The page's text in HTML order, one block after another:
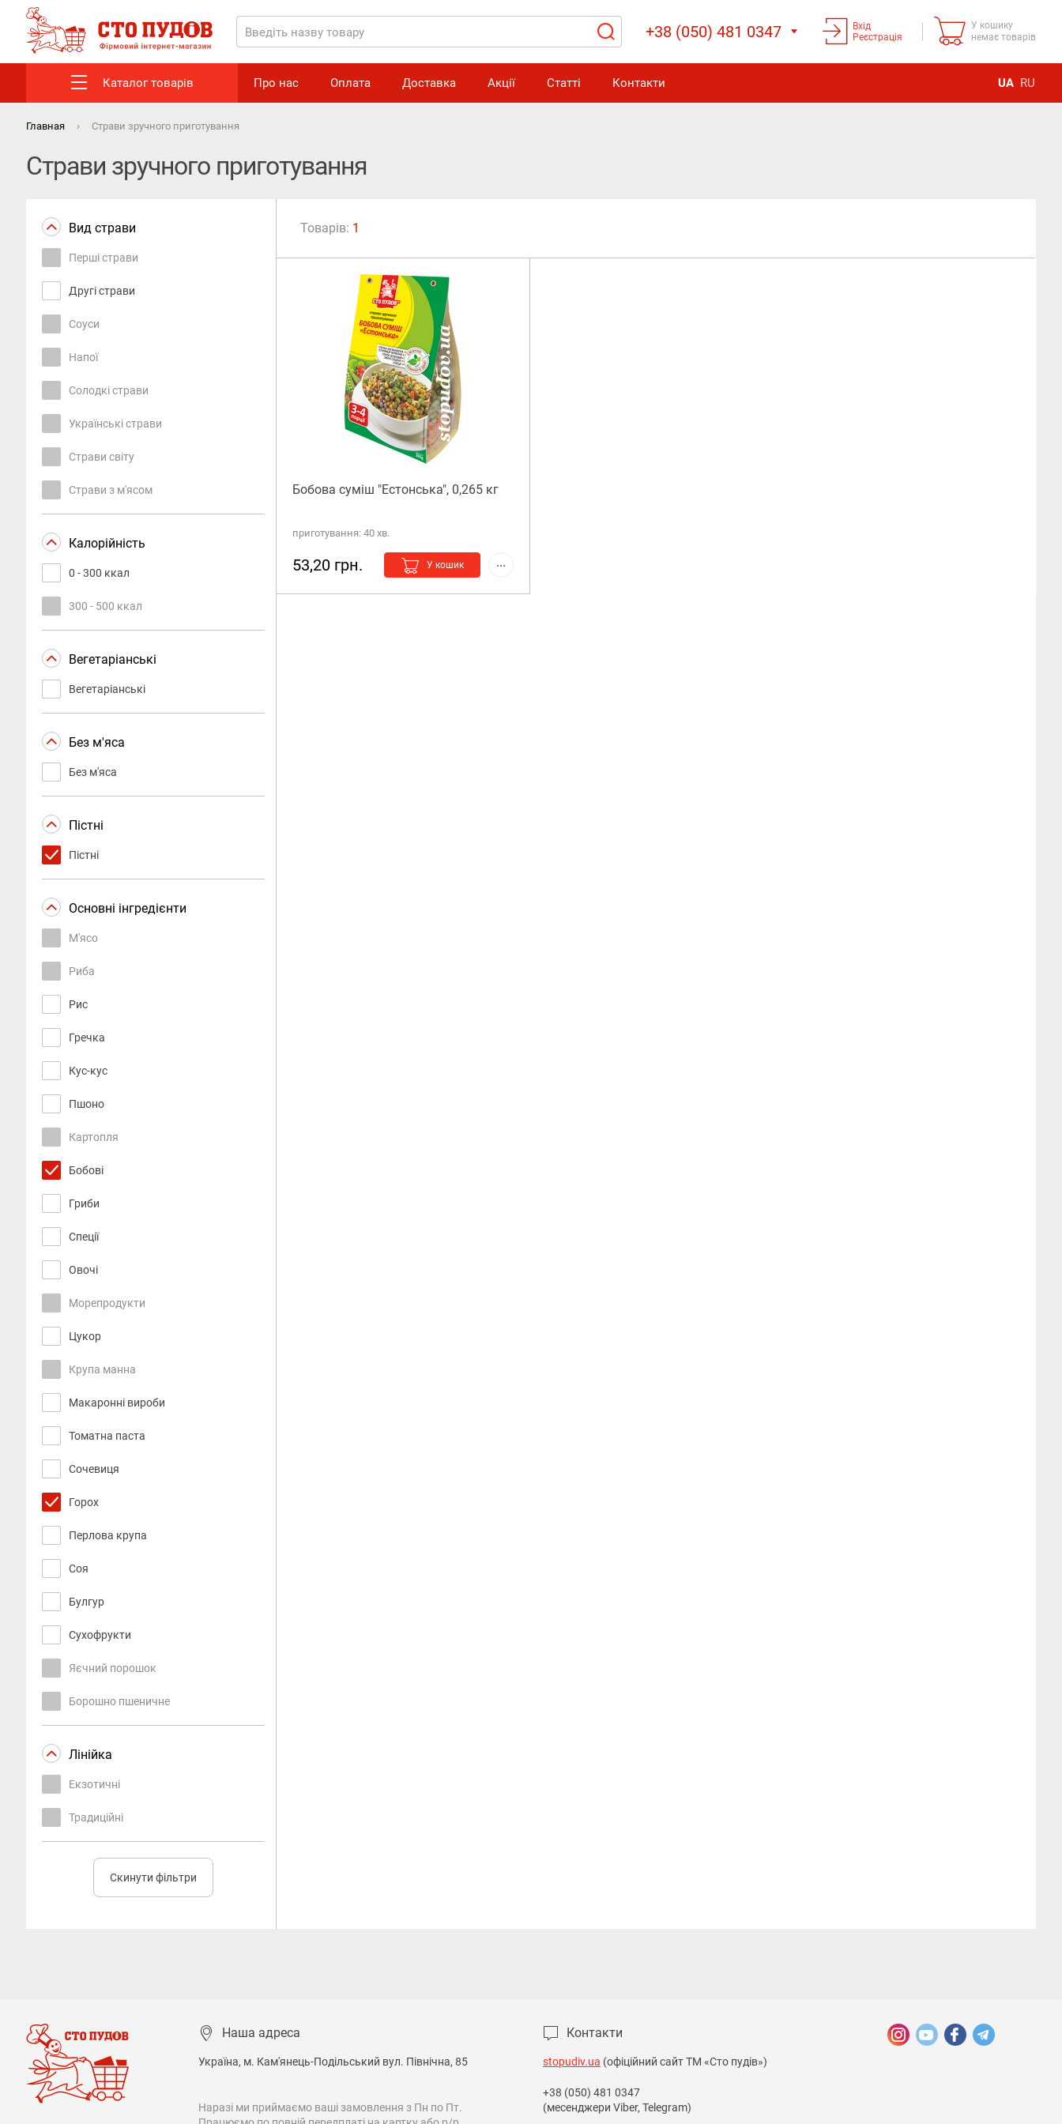
+38 (050) 481 0347
Вхід
Реєстрація
У кошику
немає товарів
Каталог товарів Про нас Оплата Доставка Акції Статті Контакти UA RU
Главная Страви зручного приготування
Страви зручного приготування
Вид страви
Перші страви
Другі страви
Соуси
Напої
Солодкі страви
Українські страви
Страви світу
Страви з м'ясом
Калорійність
0 - 300 ккал
300 - 500 ккал
Вегетаріанські
Вегетаріанські
Без м'яса
Без м'яса
Пістні
Пістні
Основні інгредієнти
М'ясо
Риба
Рис
Гречка
Кус-кус
Пшоно
Картопля
Бобові
Гриби
Спеції
Овочі
Морепродукти
Цукор
Крупа манна
Макаронні вироби
Томатна паста
Сочевиця
Горох
Перлова крупа
Соя
Булгур
Сухофрукти
Яєчний порошок
Борошно пшеничне
Лінійка
Екзотичні
Традиційні
Скинути фільтри
Товарів: 1
Бобова суміш "Естонська", 0,265 кг
приготування: 40 хв.
53,20 грн. У кошик
Наша адреса
Україна, м. Кам'янець-Подільський вул. Північна, 85
Наразі ми приймаємо ваші замовлення з Пн по Пт.
Контакти
stopudiv.ua (офіційний сайт ТМ «Сто пудів»)
+38 (050) 481 0347
(месенджери Viber, Telegram)